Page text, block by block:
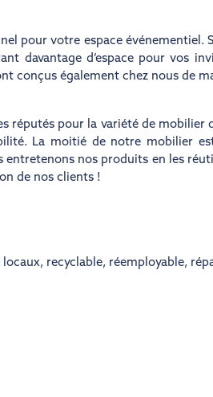
pour votre espace événementiel.
davantage d’espace pour vos
conçus également chez nous de
réputés pour la variété de mobilier
La moitié de notre mobilier
entretenons nos produits en les
de nos clients !
locaux, recyclable, réemployable,